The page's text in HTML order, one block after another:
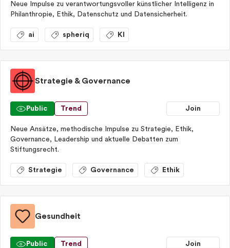
Neue Impulse zu verantwortungsvoller künstlicher Intelligenz in
Philanthropie, Ethik, Datenschutz und Datensicherheit.
ai spheriq KI
Strategie & Governance
Public Trend Join
Neue Ansätze, methodische Impulse zu Strategie, Ethik,
Governance, Leadership und aktuelle Debatten zum
Stiftungsrecht.
Strategie Governance Ethik
Gesundheit
Public Trend Join